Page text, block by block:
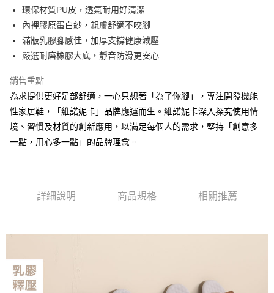
街口支付
悠遊付
Google Pay
AFTEE先享後付
相關說明
【關於「AFTEE先享後付」】
AFTEE先享後付是「在收到商品之後才付款」的支付方式。 讓您購物簡單
便利好安心！
１．簡單：不需註冊會員、不需綁卡、不需儲值。
１．於結帳方式選擇「AFTEE先享後付」後，將跳轉至「AFTEE先享後付」
３．收到繳費通知簡訊後14天內，點擊此簡訊中的連結，可透過四大超商／
購買商品的店家。未經商家同意取消之訂單仍視為有效，需透過AFTEE先享
後付繳納相關費用。
※ 交易是否成功請以「AFTEE先享後付 」之結帳頁面顯示為準，若有關於
每筆NT$80，滿NT$490(含以上)免運費
付款後 7-11取貨
環保材質PU皮，透氣耐用好清潔
內裡膠原蛋白紗，親膚舒適不咬腳
滿版乳膠腳感佳，加厚支撐健康減壓
嚴選耐磨橡膠大底，靜音防滑更安心
銷售重點
為求提供更好足部舒適，一心只想著「為了你腳」，專注開發機能
性家居鞋，「維諾妮卡」品牌應運而生。維諾妮卡深入探究使用情
境、習慣及材質的創新應用，以滿足每個人的需求，堅持「創意多
一點，用心多一點」的品牌理念。
詳細說明 商品規格 相關推薦